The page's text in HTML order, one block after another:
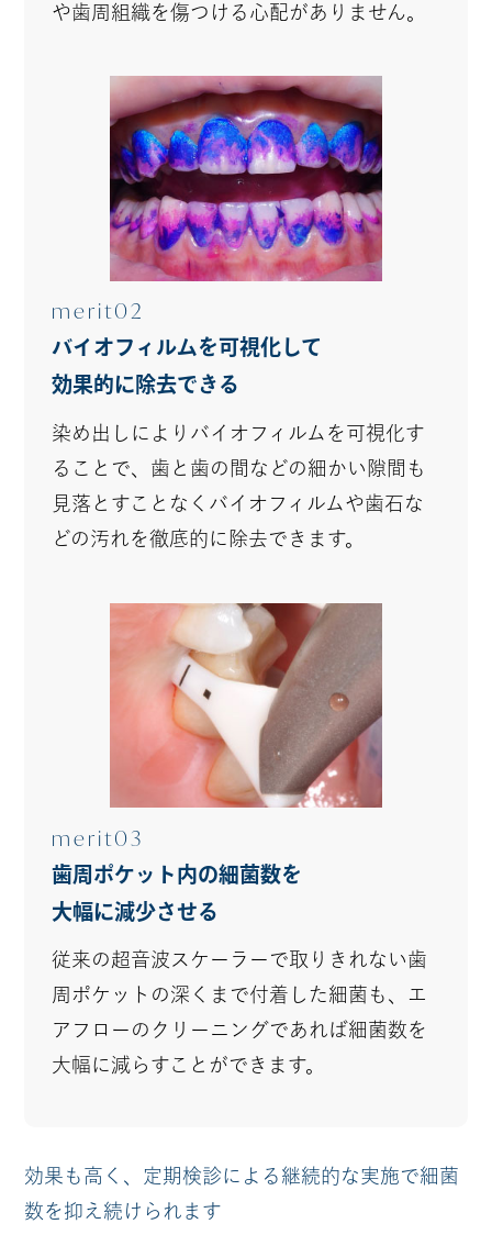
や歯周組織を傷つける心配がありません。
merit02
バイオフィルムを可視化して
効果的に除去できる
染め出しによりバイオフィルムを可視化す
ることで、歯と歯の間などの細かい隙間も
見落とすことなくバイオフィルムや歯石な
どの汚れを徹底的に除去できます。
merit03
歯周ポケット内の細菌数を
大幅に減少させる
従来の超音波スケーラーで取りきれない歯
周ポケットの深くまで付着した細菌も、エ
アフローのクリーニングであれば細菌数を
大幅に減らすことができます。
効果も高く、定期検診による継続的な実施で細菌
数を抑え続けられます